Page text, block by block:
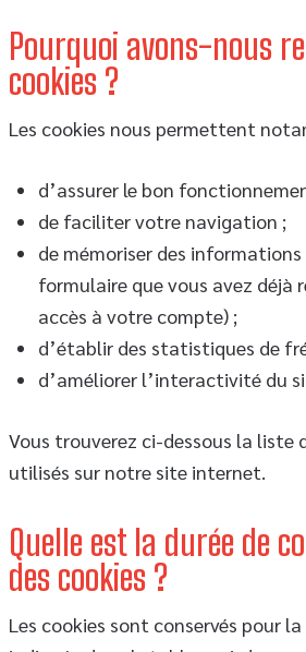
Pourquoi avons-nous
cookies ?
Les cookies nous permettent
d’assurer le bon
de faciliter votre navigation ;
de mémoriser des
formulaire que vous avez déjà
accès à votre compte) ;
d’établir des statistiques de
d’améliorer l’interactivité du
Vous trouverez ci-dessous la liste
utilisés sur notre site internet.
Quelle est la durée de
des cookies ?
Les cookies sont conservés pour